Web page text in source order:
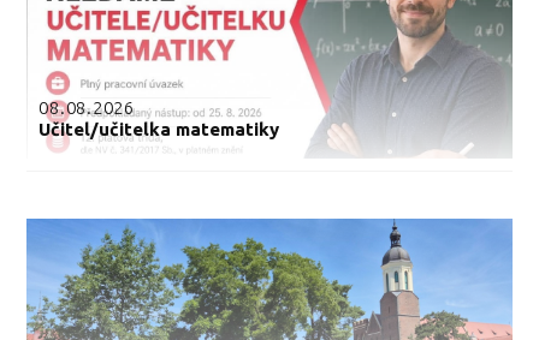
08.08.2026
Učitel/učitelka matematiky